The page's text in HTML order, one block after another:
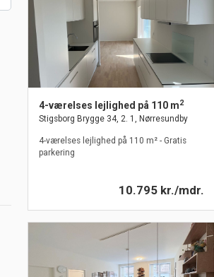
4-værelses lejlighed på 110 m2
Stigsborg Brygge 34, 2. 1, Nørresundby
4-værelses lejlighed på 110 m² - Gratis
parkering
10.795 kr./mdr.